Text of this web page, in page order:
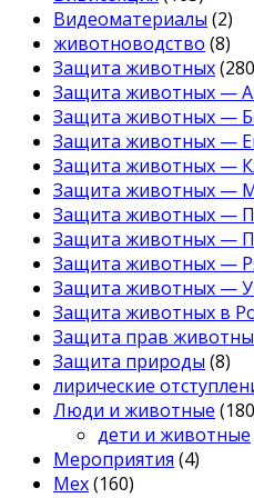
Видеоматериалы (2)
животноводство (8)
Защита животных
Защита животных —
Защита животных —
Защита животных —
Защита животных —
Защита животных —
Защита животных —
Защита животных —
Защита животных —
Защита животных —
Защита животных в
Защита прав
Защита природы (8)
лирические
Люди и животные
дети и животные
Мероприятия (4)
Мех(160)